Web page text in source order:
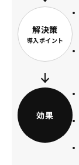
解決策
導入ポイント
効果